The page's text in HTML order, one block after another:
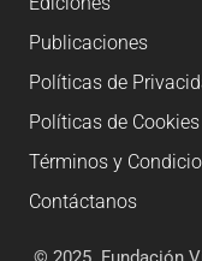
Publicaciones
Políticas de
Políticas de Cookies
Términos y
Contáctanos